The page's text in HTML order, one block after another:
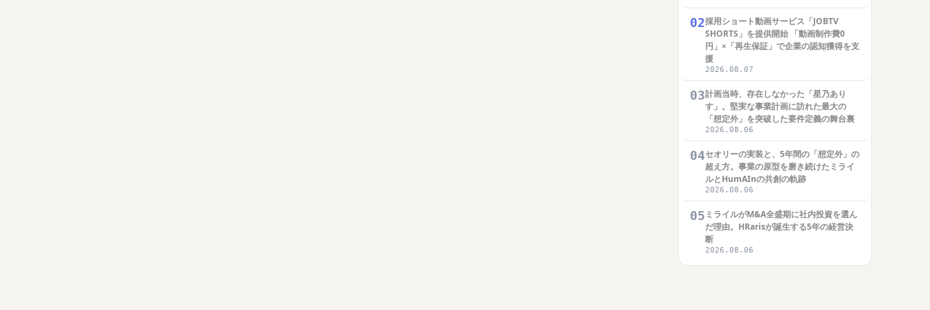
02採用ショート動画サービス「JOBTV
SHORTS」を提供開始 「動画制作費0
円」×「再生保証」で企業の認知獲得を支
援
2026.08.07
03計画当時、存在しなかった「星乃あり
す」。堅実な事業計画に訪れた最大の
「想定外」を突破した要件定義の舞台裏
2026.08.06
04セオリーの実装と、5年間の「想定外」の
超え方。事業の原型を磨き続けたミライ
ルとHumAInの共創の軌跡
2026.08.06
05 ミライルがM&A全盛期に社内投資を選ん
だ理由。HRarisが誕生する5年の経営決
断
2026.08.06